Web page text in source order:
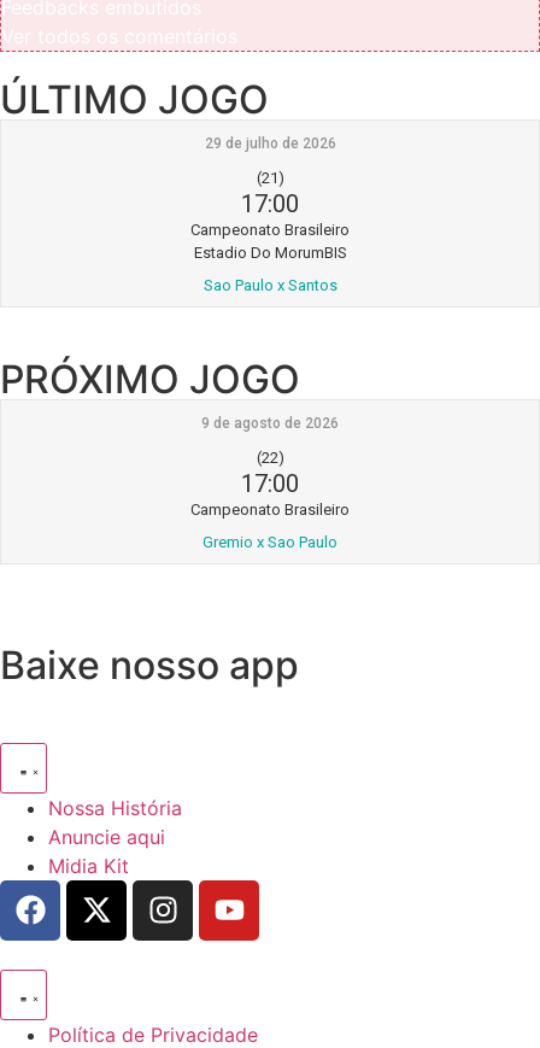
ÚLTIMO JOGO
29 de julho de 2026
(21)
17:00
Campeonato Brasileiro
Estadio Do MorumBIS
Sao Paulo x Santos
PRÓXIMO JOGO
9 de agosto de 2026
(22)
17:00
Campeonato Brasileiro
Gremio x Sao Paulo
Baixe nosso app
Nossa História
Anuncie aqui
Midia Kit
Política de Privacidade